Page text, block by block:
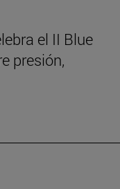
el II Blue
presión,